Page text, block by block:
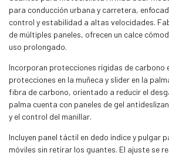
para conducción urbana y carretera,
control y estabilidad a altas velocidades.
de múltiples paneles, ofrecen un calce
uso prolongado.
Incorporan protecciones rígidas de carbono
protecciones en la muñeca y slider en la
fibra de carbono, orientado a reducir el
palma cuenta con paneles de gel
y el control del manillar.
Incluyen panel táctil en dedo índice y pulgar
móviles sin retirar los guantes. El ajuste se